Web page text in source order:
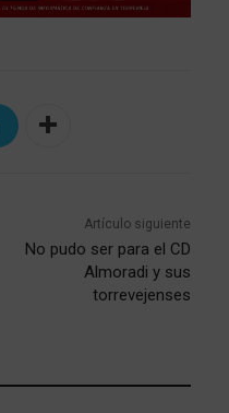
Artículo siguiente
No pudo ser para el CD
Almoradi y sus
torrevejenses